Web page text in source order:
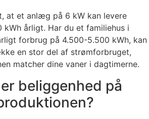
at et anlæg på 6 kW kan levere
kWh årligt. Har du et familiehus i
forbrug på 4.500-5.500 kWh, kan
en stor del af strømforbruget,
matcher dine vaner i dagtimerne.
beliggenhed på